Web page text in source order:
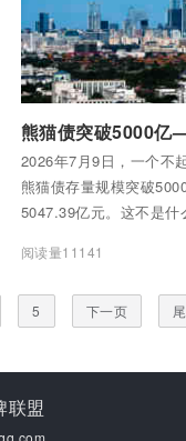
2026年7月9日，一个不
熊猫债存量规模突破
5047.39亿元。这不是
这5000亿背后藏着一个
阅读量11141
5 下一页
联盟